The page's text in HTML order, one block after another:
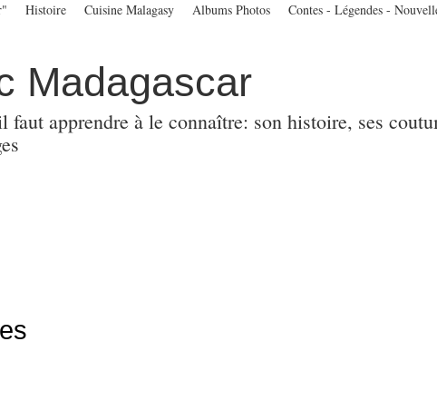
Madagascar
faut apprendre à le connaître: son histoire, ses
Histoire Cuisine Malagasy Albums Photos Contes - Légendes -